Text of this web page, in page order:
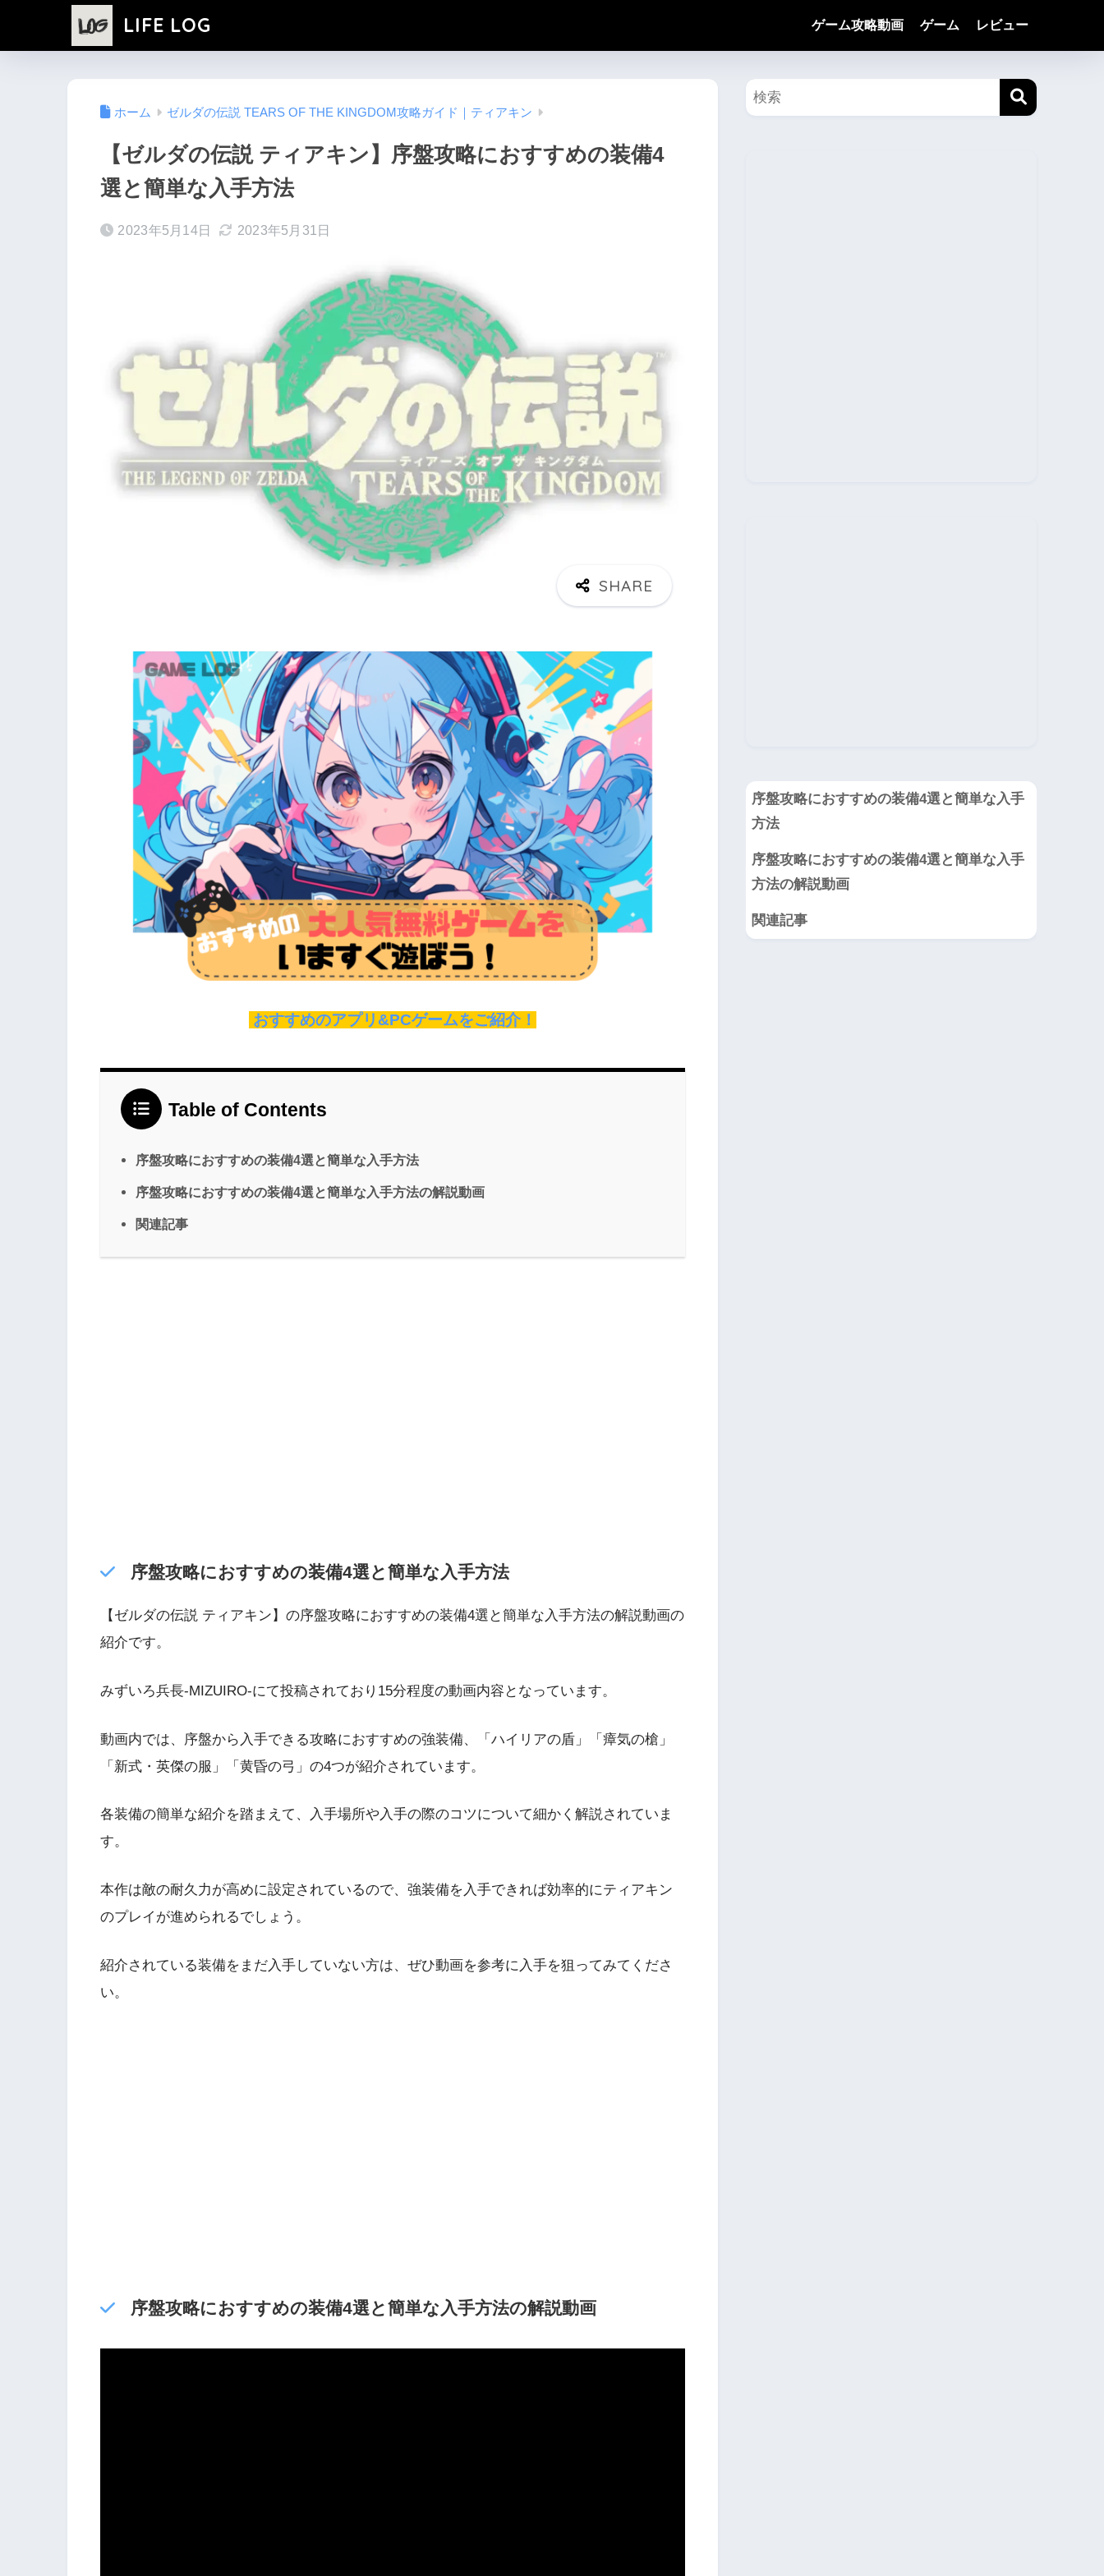
LIFE LOG ゲーム攻略動画 ゲーム レビュー
ホーム ゼルダの伝説 TEARS OF THE KINGDOM攻略ガイド｜ティアキン
【ゼルダの伝説 ティアキン】序盤攻略におすすめの装備4
選と簡単な入手方法
2023年5月14日 2023年5月31日
おすすめのアプリ&PCゲームをご紹介！
Table of Contents
序盤攻略におすすめの装備4選と簡単な入手方法
序盤攻略におすすめの装備4選と簡単な入手方法の解説動画
関連記事
序盤攻略におすすめの装備4選と簡単な入手方法
【ゼルダの伝説 ティアキン】の序盤攻略におすすめの装備4選と簡単な入手方法の解説動画の
紹介です。
みずいろ兵長-MIZUIRO-にて投稿されており15分程度の動画内容となっています。
動画内では、序盤から入手できる攻略におすすめの強装備、「ハイリアの盾」「瘴気の槍」
「新式・英傑の服」「黄昏の弓」の4つが紹介されています。
各装備の簡単な紹介を踏まえて、入手場所や入手の際のコツについて細かく解説されていま
す。
本作は敵の耐久力が高めに設定されているので、強装備を入手できれば効率的にティアキン
のプレイが進められるでしょう。
紹介されている装備をまだ入手していない方は、ぜひ動画を参考に入手を狙ってみてくださ
い。
序盤攻略におすすめの装備4選と簡単な入手方法の解説動画
序盤攻略におすすめの装備4選と簡単な入手
方法
序盤攻略におすすめの装備4選と簡単な入手
方法の解説動画
関連記事